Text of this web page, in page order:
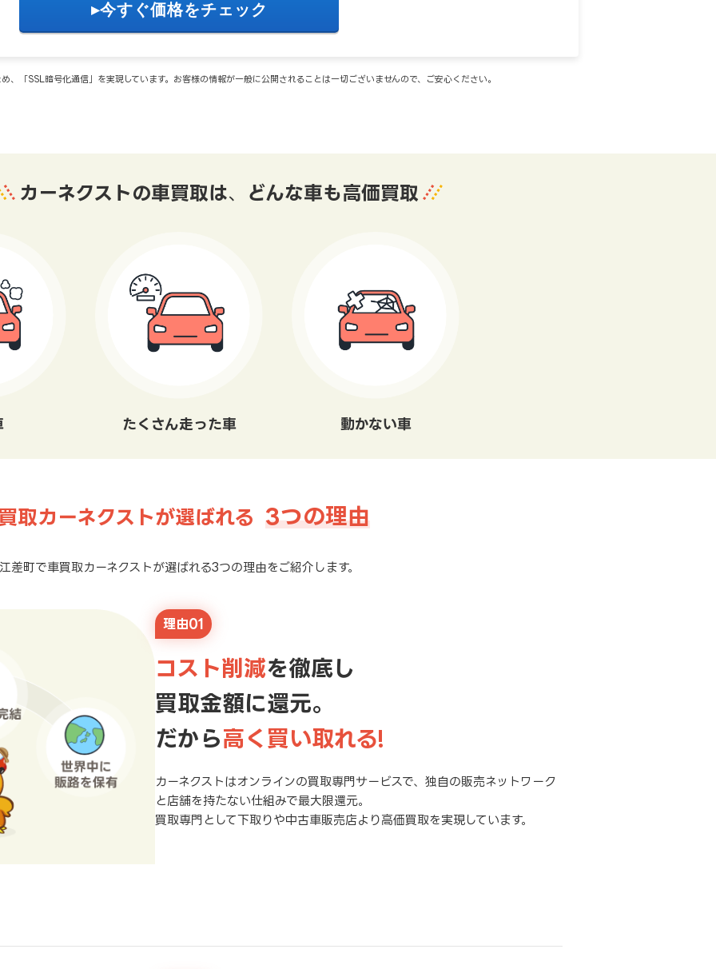
、「SSL暗号化通信」を実現しています。お客様の情報が一般に公開されることは一切ございませんので、ご安心ください。
カーネクストの車買取は、 どんな車も高価買取
たくさん走った車 動かない車
取カーネクストが選ばれる 3つの理由
差町で車買取カーネクストが選ばれる3つの理由をご紹介します。
理由01
コスト削減を徹底し
買取金額に還元。
だから高く買い取れる!
カーネクストはオンラインの買取専門サービスで、独自の販売ネットワーク
と店舗を持たない仕組みで最大限還元。
買取専門として下取りや中古車販売店より高価買取を実現しています。